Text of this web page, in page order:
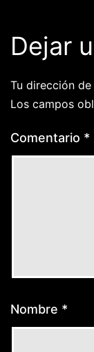
Dejar
Tu dirección
Los campos
Comentario *
Nombre *